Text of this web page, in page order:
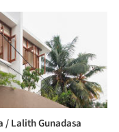
Lalith Gunadasa